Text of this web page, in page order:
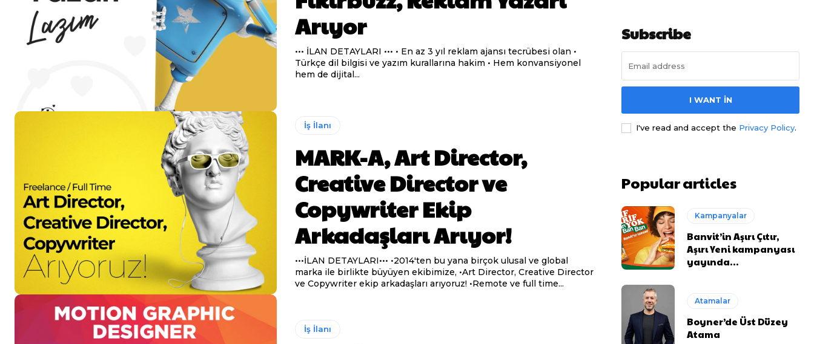
Arıyor
••• İLAN DETAYLARI ••• • En az 3 yıl reklam ajansı tecrübesi olan •
Türkçe dil bilgisi ve yazım kurallarına hakim • Hem konvansiyonel
hem de dijital...
İş İlanı
MARK-A, Art Director,
Creative Director ve
Copywriter Ekip
Arkadaşları Arıyor!
•••İLAN DETAYLARI••• •2014'ten bu yana birçok ulusal ve global
marka ile birlikte büyüyen ekibimize, •Art Director, Creative Director
ve Copywriter ekip arkadaşları arıyoruz! •Remote ve full time...
İş İlanı
Subscribe
I WANT IN
I've read and accept the Privacy Policy.
Popular articles
Kampanyalar
Banvit’in Aşırı Çıtır,
Aşırı Yeni kampanyası
yayında…
Atamalar
Boyner’de Üst Düzey
Atama